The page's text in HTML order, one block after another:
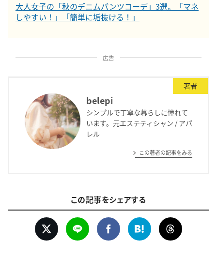
大人女子の「秋のデニムパンツコーデ」3選。「マネ
しやすい！」「簡単に垢抜ける！」
広告
著者
belepi
シンプルで丁寧な暮らしに憧れて
います。元エステティシャン / アパ
レル
この著者の記事をみる
この記事をシェアする